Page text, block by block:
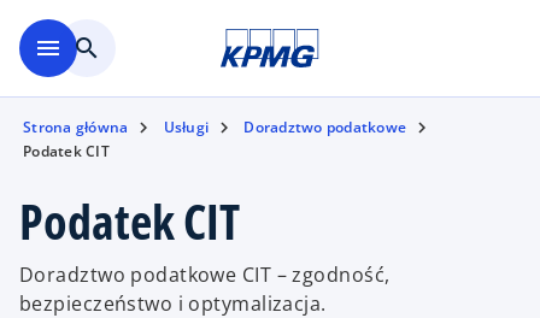
menu search
Strona główna Usługi
Doradztwo podatkowe
Podatek CIT
Podatek CIT
Doradztwo podatkowe CIT – zgodność,
bezpieczeństwo i optymalizacja.